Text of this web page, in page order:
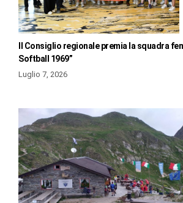
Il Consiglio regionale premia la squadra
Softball 1969”
Luglio 7, 2026